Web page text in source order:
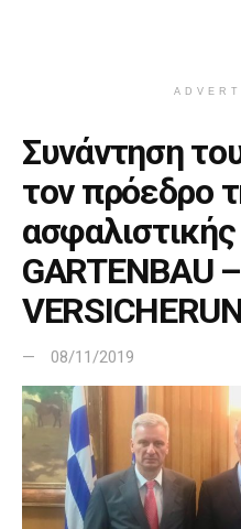
Συνάντηση
τον πρόεδρο
ασφαλιστικής
GARTENBAU –
08/11/2019